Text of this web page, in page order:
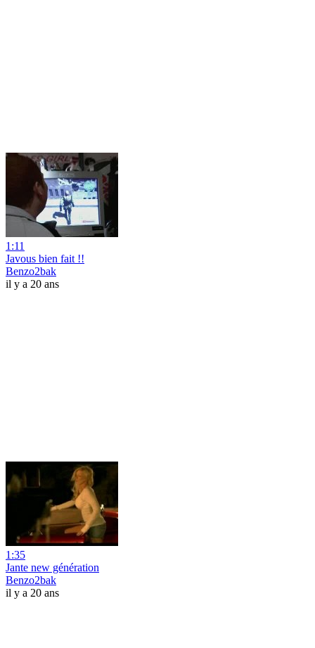
1:11
Javous bien fait !!
Benzo2bak
il y a 20 ans
1:35
Jante new génération
Benzo2bak
il y a 20 ans